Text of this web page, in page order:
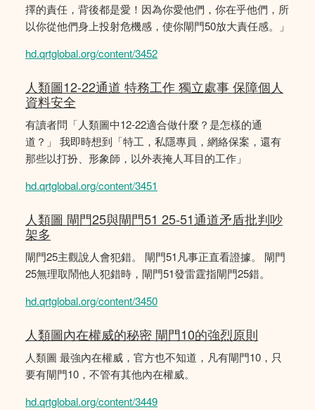
擇的責任，背後都是愛！因為你愛他們，你在乎他們，所
以你從他們身上投射危機感，使你閘門50放大責任感。」
hd.qrtglobal.org/content/3452
人類圖12-22通道 特務工作 獨立處事 保障個人
資料安全
有讀者問「人類圖中12-22適合做什麼？是怎樣的通
道？」 我即時想到「特工，私隱專員，網絡保案，還有
那些以打扮、形象師，以外表掩人耳目的工作」
hd.qrtglobal.org/content/3451
人類圖 閘門25與閘門51 25-51通道矛盾批判吵
架多
閘門25主觀說人會犯錯。 閘門51凡事正直看證據。 閘門
25無理取鬧他人犯錯時，閘門51發雷霆指閘門25錯。
hd.qrtglobal.org/content/3450
人類圖內在權威的秘密 閘門10的強烈原則
人類圖 最強內在權威，官方也不知道，凡有閘門10，只
要有閘門10，不管有其他內在權威。
hd.qrtglobal.org/content/3449